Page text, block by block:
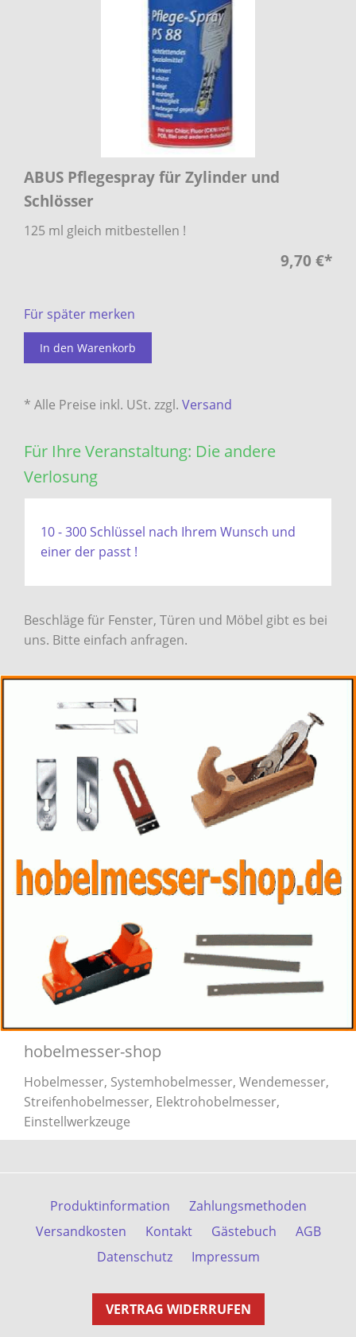
ABUS Pflegespray für Zylinder und
Schlösser
125 ml gleich mitbestellen !
9,70 €*
Für später merken
In den Warenkorb
* Alle Preise inkl. USt. zzgl. Versand
Für Ihre Veranstaltung: Die andere
Verlosung
10 - 300 Schlüssel nach Ihrem Wunsch und
einer der passt !
Beschläge für Fenster, Türen und Möbel gibt es bei
uns. Bitte einfach anfragen.
hobelmesser-shop
Hobelmesser, Systemhobelmesser, Wendemesser,
Streifenhobelmesser, Elektrohobelmesser,
Einstellwerkzeuge
Produktinformation
Zahlungsmethoden
Versandkosten
Kontakt Gästebuch
AGB
Datenschutz
Impressum
VERTRAG WIDERRUFEN